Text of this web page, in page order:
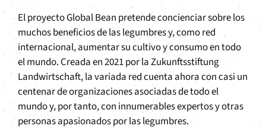
El proyecto Global Bean pretende concienciar sobre los
muchos beneficios de las legumbres y, como red
internacional, aumentar su cultivo y consumo en todo
el mundo. Creada en 2021 por la Zukunftsstiftung
Landwirtschaft, la variada red cuenta ahora con casi un
centenar de organizaciones asociadas de todo el
mundo y, por tanto, con innumerables expertos y otras
personas apasionados por las legumbres.